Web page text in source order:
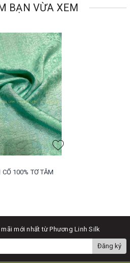
BẠN VỪA XEM
100% TƠ TẰM
mới nhất từ Phương Linh Silk
Đăng ký